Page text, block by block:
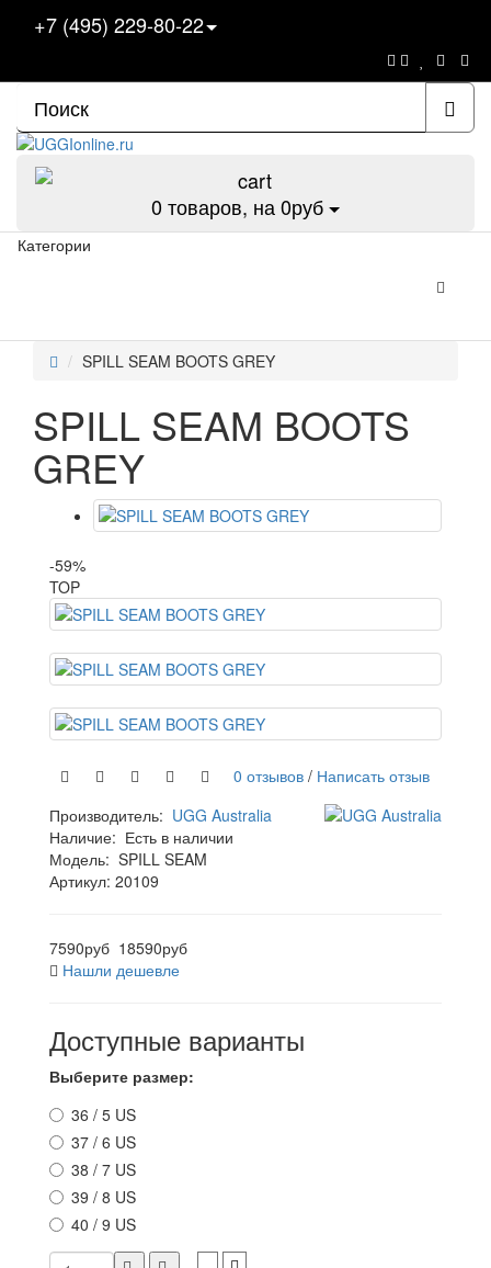
+7 (495) 229-80-22
0товаров, на 0руб
Категории
SPILL SEAM BOOTS GREY
SPILL SEAM BOOTS
GREY
-59%
TOP
0 отзывов / Написать отзыв
Производитель: UGG Australia
Наличие: Есть в наличии
Модель: SPILL SEAM
Артикул: 20109
7590руб 18590руб
Нашли дешевле
Доступные варианты
Выберите размер:
36 / 5 US
37 / 6 US
38 / 7 US
39 / 8 US
40 / 9 US